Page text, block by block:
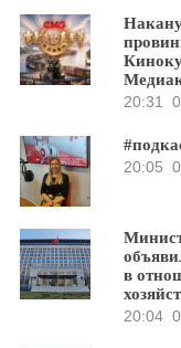
20:31
20:05
в
20:04